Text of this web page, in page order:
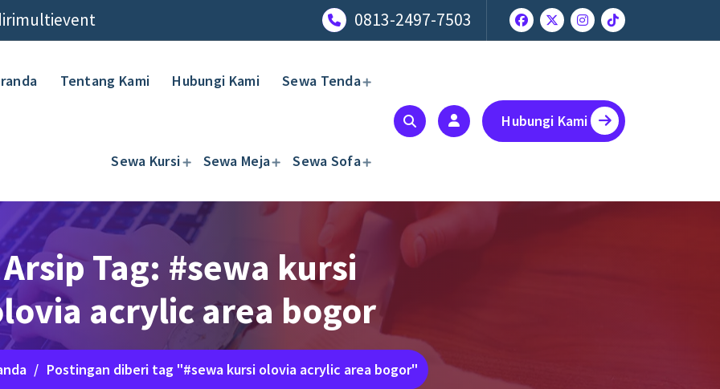
0813-2497-7503
Tentang Kami Hubungi Kami Sewa Tenda
Sewa Kursi Sewa Meja Sewa Sofa
Hubungi Kami
Arsip Tag: #sewa kursi
acrylic area bogor
/ Postingan diberi tag "#sewa kursi olovia acrylic area bogor"